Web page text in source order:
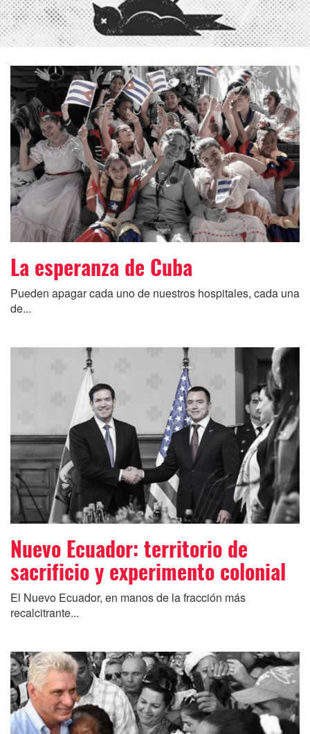
La esperanza de Cuba
Pueden apagar cada uno de nuestros hospitales, cada una
de...
Nuevo Ecuador: territorio de
sacrificio y experimento colonial
El Nuevo Ecuador, en manos de la fracción más
recalcitrante...